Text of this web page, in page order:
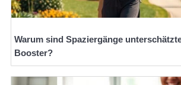
Warum sind Spaziergänge
Booster?